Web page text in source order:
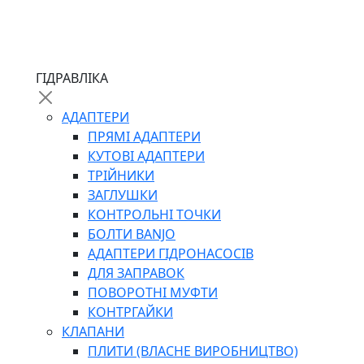
СИЛОВІ
ДРОТЯНІ
ПРУЖИННІ
НЕЙЛОНОВІ
ПРОРЕЗИНЕНІ
АВТОТОВАРИ
АВТОХІМІЯ
ДОМКРАТИ
ГІДРАВЛІКА
АДАПТЕРИ
ПРЯМІ АДАПТЕРИ
КУТОВІ АДАПТЕРИ
ТРІЙНИКИ
ЗАГЛУШКИ
КОНТРОЛЬНІ ТОЧКИ
БОЛТИ BANJO
АДАПТЕРИ ГІДРОНАСОСІВ
ДЛЯ ЗАПРАВОК
ПОВОРОТНІ МУФТИ
КОНТРГАЙКИ
КЛАПАНИ
ПЛИТИ (ВЛАСНЕ ВИРОБНИЦТВО)